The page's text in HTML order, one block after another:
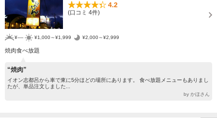
4.2
(口コミ 4件)
¥---- ¥1,000～¥1,999 ¥2,000～¥2,999
焼肉食べ放題
“焼肉”
イオン志都呂から車で東に5分ほどの場所にあります。 食べ放題メニューもありまし
たが、単品注文しました...
by かほさん